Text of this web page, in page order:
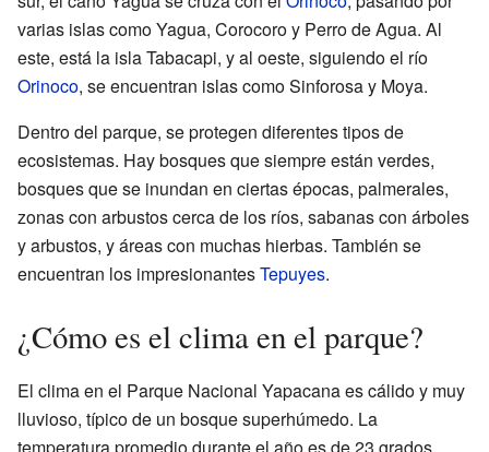
varias islas como Yagua, Corocoro y Perro de Agua. Al
este, está la isla Tabacapi, y al oeste, siguiendo el río
Orinoco, se encuentran islas como Sinforosa y Moya.
Dentro del parque, se protegen diferentes tipos de
ecosistemas. Hay bosques que siempre están verdes,
bosques que se inundan en ciertas épocas, palmerales,
zonas con arbustos cerca de los ríos, sabanas con árboles
y arbustos, y áreas con muchas hierbas. También se
encuentran los impresionantesTepuyes.
¿Cómo es el clima en el parque?
El clima en el Parque Nacional Yapacana es cálido y muy
lluvioso, típico de un bosque superhúmedo. La